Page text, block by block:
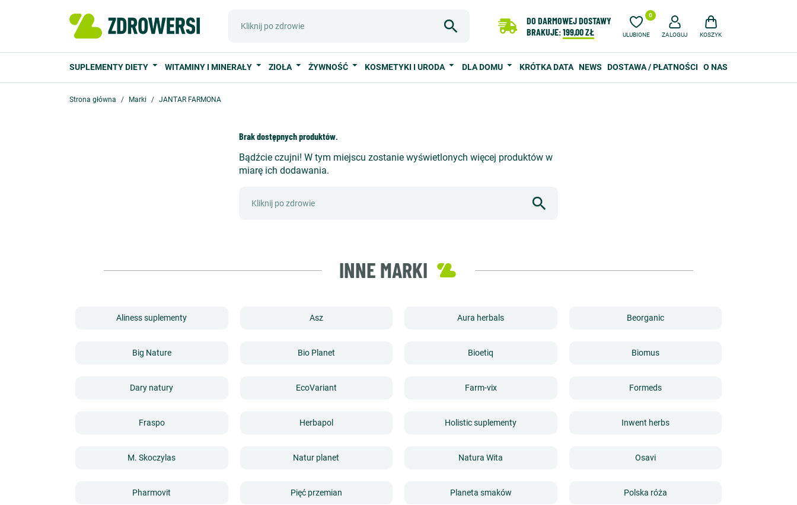
DO DARMOWEJ DOSTAWY
BRAKUJE:199,00 ZŁ ULUBIONE
0
ZALOGUJ KOSZYK
SUPLEMENTY DIETY WITAMINY I MINERAŁY ZIOŁA ŻYWNOŚĆ KOSMETYKI I URODA DLA DOMU KRÓTKA DATA NEWS DOSTAWA / PŁATNOŚCI O NAS
Strona główna Marki JANTAR FARMONA
Brak dostępnych produktów.
Bądźcie czujni! W tym miejscu zostanie wyświetlonych więcej produktów w
miarę ich dodawania.
INNE MARKI
Aliness suplementy Asz Aura herbals Beorganic
Big Nature Bio Planet Bioetiq Biomus
Dary natury EcoVariant Farm-vix Formeds
Fraspo Herbapol Holistic suplementy Inwent herbs
M. Skoczylas Natur planet Natura Wita Osavi
Pharmovit Pięć przemian Planeta smaków Polska róża